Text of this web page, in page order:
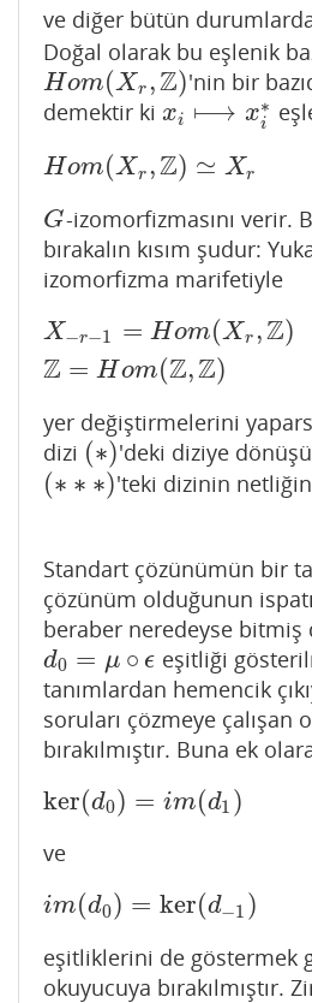
ve diğer bütün
Doğal olarak bu eşlenik
Hom(Xr ,Z)
Hom(Xr,Z)
'nin bir
demektir ki xi ⟼ x∗
i
xi⟼xi∗
Hom(Xr ,Z) ≃ Xr
Hom(Xr,Z)≃Xr
G
G -izomorfizmasını verir.
bırakalın kısım şudur:
izomorfizma marifetiyle
X−r−1 = Hom(Xr ,Z)
Z = Hom(Z,Z)
X −r− 1=Hom(Xr,Z)(q≥
yer değiştirmelerini
dizi (∗)
(∗) 'deki diziye
(∗ ∗ ∗)
(∗ ∗ ∗) 'teki dizinin
Standart çözünümün bir
çözünüm olduğunun
beraber neredeyse bitmiş
d0 = μ ∘ ϵ
d0 =μ∘ϵ
eşitliği
tanımlardan hemencik
soruları çözmeye çalışan
bırakılmıştır. Buna ek
ker(d0) = im(d1 )
ker(d0 )=i m(d1)
ve
im(d0) = ker(d−1 )
im(d0 )=ker(d−1)
eşitliklerini de göstermek
okuyucuya bırakılmıştır.